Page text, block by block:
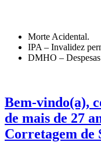
Morte Acidental.
IPA – Invalidez
DMHO –
Bem-vindo(a),
de mais de 27
Corretagem de